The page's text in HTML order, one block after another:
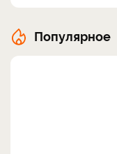
Популярное